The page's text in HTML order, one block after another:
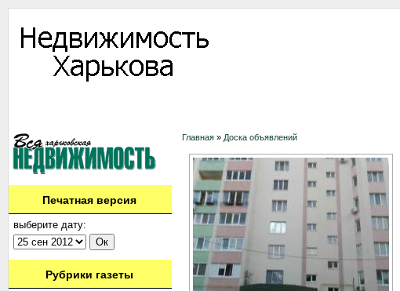
Печатная версия
выберите дату:
Рубрики газеты
Главная » Доска объявлений